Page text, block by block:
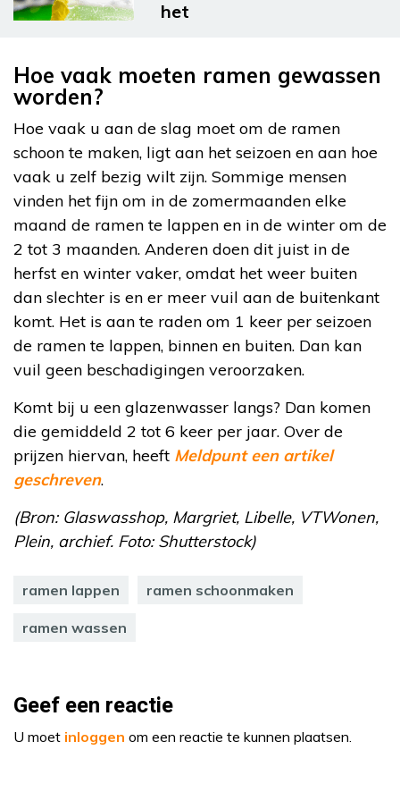
het
Hoe vaak moeten ramen gewassen
worden?
Hoe vaak u aan de slag moet om de ramen
schoon te maken, ligt aan het seizoen en aan hoe
vaak u zelf bezig wilt zijn. Sommige mensen
vinden het fijn om in de zomermaanden elke
maand de ramen te lappen en in de winter om de
2 tot 3 maanden. Anderen doen dit juist in de
herfst en winter vaker, omdat het weer buiten
dan slechter is en er meer vuil aan de buitenkant
komt. Het is aan te raden om 1 keer per seizoen
de ramen te lappen, binnen en buiten. Dan kan
vuil geen beschadigingen veroorzaken.
Komt bij u een glazenwasser langs? Dan komen
die gemiddeld 2 tot 6 keer per jaar. Over de
prijzen hiervan, heeft Meldpunt een artikel
geschreven.
(Bron: Glaswasshop, Margriet, Libelle, VTWonen,
Plein, archief. Foto: Shutterstock)
ramen lappen ramen schoonmaken
ramen wassen
Geef een reactie
U moet inloggen om een reactie te kunnen plaatsen.